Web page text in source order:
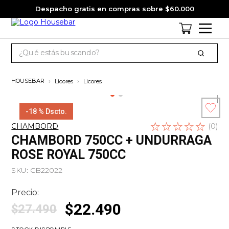
Despacho gratis en compras sobre $60.000
jagermeister
3.
pack
4.
gin
5.
jack daniels
7.
whisky
8 .
ron
Licores Licores
-18 % Dscto.
CHAMBORD ☆☆☆☆☆ (0)
Escribe un
comentario
CHAMBORD 750CC + UNDURRAGA
ROSE ROYAL 750CC
SKU: CB22022
Precio:
$27.490 $22.490